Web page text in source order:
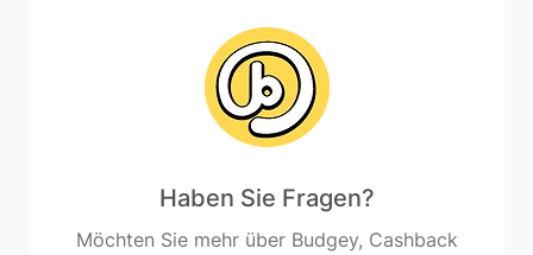
Haben Sie Fragen?
Möchten Sie mehr über Budgey, Cashback